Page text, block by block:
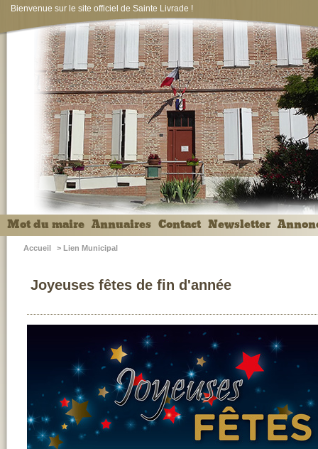
Bienvenue sur le site officiel de Sainte Livrade !
Mot du maire Annuaires Contact Newsletter
Accueil > Lien Municipal
Joyeuses fêtes de fin d'année